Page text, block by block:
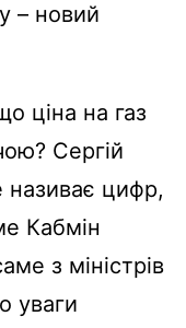
– новий
ціна на газ
Сергій
цифр,
Кабмін
з міністрів
уваги